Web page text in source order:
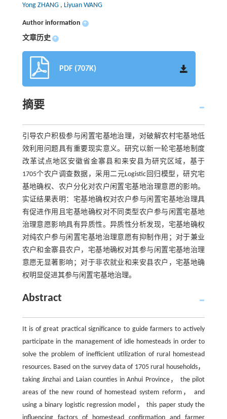
Yong ZHANG , Liyuan WANG
Author information +
文章历史 +
PDF (707K)
摘要
引导农户积极参与闲置宅基地治理，对破解农村宅基地低
效利用问题具有重要现实意义。研究以新一轮宅基地制度
改革试点地区安徽省金寨县和来安县为研究区域，基于
1705个农户调查数据，采用二元Logistic回归模型，研究宅
基地确权、农户分化对农户闲置宅基地治理意愿的影响。
实证结果表明：宅基地确权对农户参与闲置宅基地治理具
有促进作用且宅基地确权对不同类型农户参与闲置宅基地
治理意愿影响具有异质性。异质性分析发现，宅基地确权
对纯农户参与闲置宅基地治理意愿有抑制作用；对于兼业
农户和金寨县农户，宅基地确权对其参与闲置宅基地治理
意愿无显著影响；对于非农就业和来安县农户，宅基地确
权明显促进其参与闲置宅基地治理。
Abstract
It is of great practical significance to guide farmers to actively
participate in the management of idle homesteads in order to
solve the problem of inefficient utilization of rural homestead
resources. Based on the survey data of 1705 rural households，
taking Jinzhai and Laian counties in Anhui Province， the pilot
areas of the new round of homestead system reform， and
using a binary logistic regression model， this paper study the